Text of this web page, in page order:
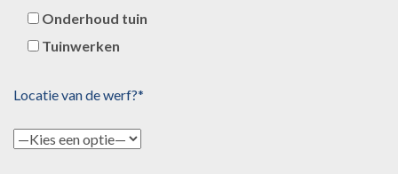
Onderhoud tuin
Tuinwerken
Locatie van de werf?*